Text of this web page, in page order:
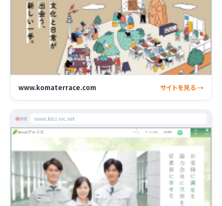
www.komaterrace.com サイトを見る →
www.feliz-inc.net